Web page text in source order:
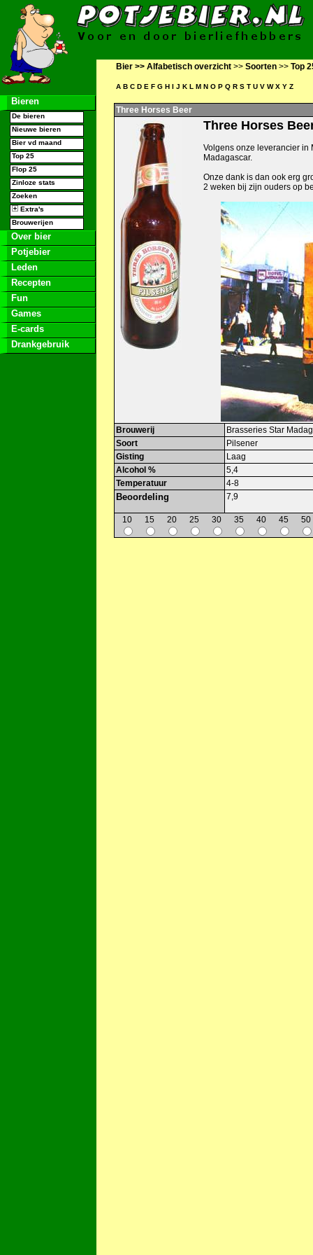
Bieren
De bieren
Nieuwe bieren
Bier vd maand
Top 25
Flop 25
Zinloze stats
Zoeken
Extra's
Brouwerijen
Over bier
Potjebier
Leden
Recepten
Fun
Games
E-cards
Drankgebruik
Bier >> Alfabetisch overzicht >> Soorten >> Top
A B C D E F G H I J K L M N O P Q R S T U V W X Y Z
Three Horses Beer
Three Horses
Volgens onze leverancier in
Madagascar.
Onze dank is dan ook erg
2 weken bij zijn ouders op
Brouwerij
Brasseries Star
Soort
Pilsener
Gisting
Laag
Alcohol %
5,4
Temperatuur
4-8
Beoordeling 7,9
10 15 20 25 30 35 40 45 50